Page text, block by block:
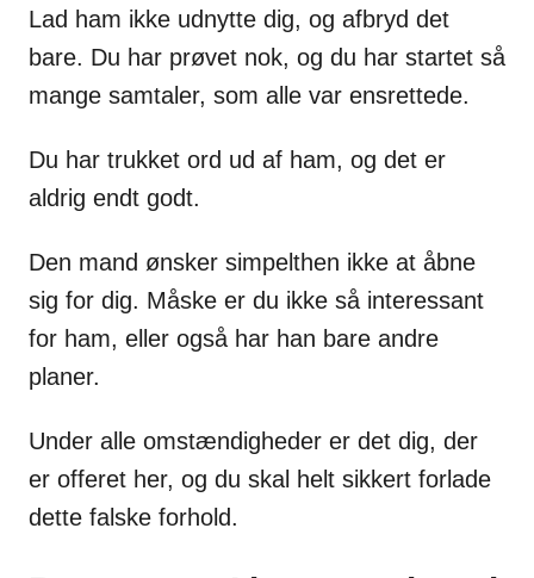
Lad ham ikke udnytte dig, og afbryd det
bare. Du har prøvet nok, og du har startet så
mange samtaler, som alle var ensrettede.
Du har trukket ord ud af ham, og det er
aldrig endt godt.
Den mand ønsker simpelthen ikke at åbne
sig for dig. Måske er du ikke så interessant
for ham, eller også har han bare andre
planer.
Under alle omstændigheder er det dig, der
er offeret her, og du skal helt sikkert forlade
dette falske forhold.